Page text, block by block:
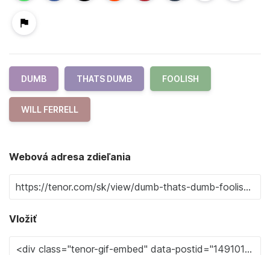
DUMB THATS DUMB FOOLISH
WILL FERRELL
Webová adresa zdieľania
Vložiť